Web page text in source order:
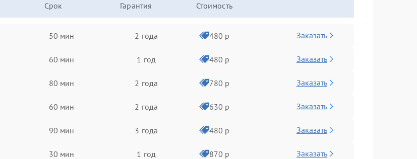
Срок Гарантия Стоимость
50 мин 2 года 480 р Заказать
60 мин 1 год 480 р Заказать
80 мин 2 года 780 р Заказать
60 мин 2 года 630 р Заказать
90 мин 3 года 480 р Заказать
30 мин 1 год 870 р Заказать